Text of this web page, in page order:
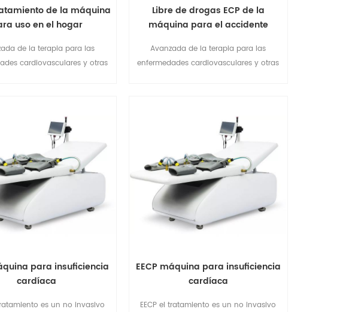
de la máquina
uso en el hogar
de la terapia para las
cardiovasculares y otras
prevención, tratamiento y
rehabilitación
Libre de drogas ECP de la
máquina para el accidente
Avanzada de la terapia para las
enfermedades cardiovasculares y otras
enfermedades-prevención, tratamiento y
rehabilitación
para insuficiencia
cardíaca
es un no invasivo
EECP máquina para insuficiencia
cardíaca
EECP el tratamiento es un no invasivo